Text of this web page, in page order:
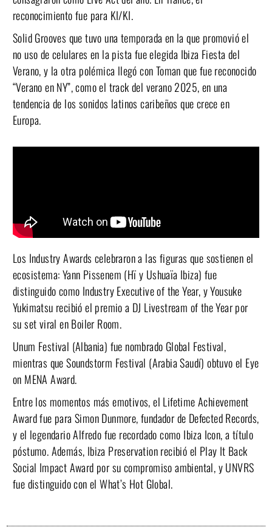
reconocimiento fue para KI/KI.
Solid Grooves que tuvo una temporada en la que promovió el
no uso de celulares en la pista fue elegida Ibiza Fiesta del
Verano, y la otra polémica llegó con Toman que fue reconocido
“Verano en NY”, como el track del verano 2025, en una
tendencia de los sonidos latinos caribeños que crece en
Europa.
Los Industry Awards celebraron a las figuras que sostienen el
ecosistema: Yann Pissenem (Hï y Ushuaïa Ibiza) fue
distinguido como Industry Executive of the Year, y Yousuke
Yukimatsu recibió el premio a DJ Livestream of the Year por
su set viral en Boiler Room.
Unum Festival (Albania) fue nombrado Global Festival,
mientras que Soundstorm Festival (Arabia Saudí) obtuvo el Eye
on MENA Award.
Entre los momentos más emotivos, el Lifetime Achievement
Award fue para Simon Dunmore, fundador de Defected Records,
y el legendario Alfredo fue recordado como Ibiza Icon, a título
póstumo. Además, Ibiza Preservation recibió el Play It Back
Social Impact Award por su compromiso ambiental, y UNVRS
fue distinguido con el What’s Hot Global.